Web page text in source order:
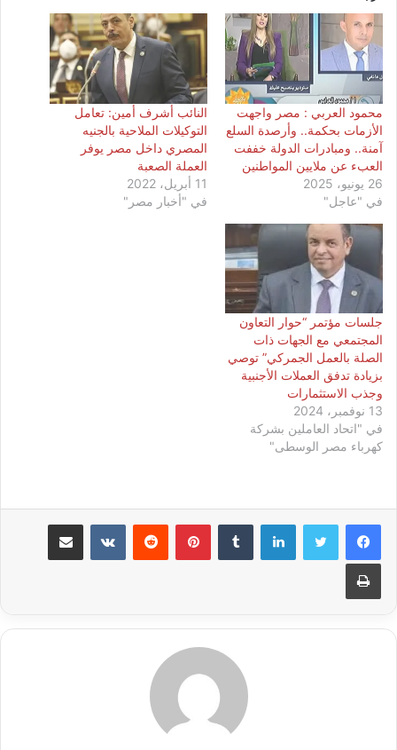
محمود العربي : مصر واجهت
الأزمات بحكمة.. وأرصدة السلع
آمنة.. ومبادرات الدولة خففت
العبء عن ملايين المواطنين
26 يونيو، 2025
في "عاجل"
النائب أشرف أمين: تعامل
التوكيلات الملاحية بالجنيه
المصري داخل مصر يوفر
العملة الصعبة
11 أبريل، 2022
في "أخبار مصر"
جلسات مؤتمر “حوار التعاون
المجتمعي مع الجهات ذات
الصلة بالعمل الجمركي” توصي
بزيادة تدفق العملات الأجنبية
وجذب الاستثمارات
13 نوفمبر، 2024
في "اتحاد العاملين بشركة
كهرباء مصر الوسطى"
لينكدإن بينتيريست مشاركة عبر البريد
طباعة